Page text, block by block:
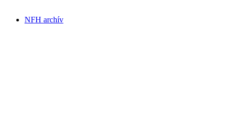
NFH archív